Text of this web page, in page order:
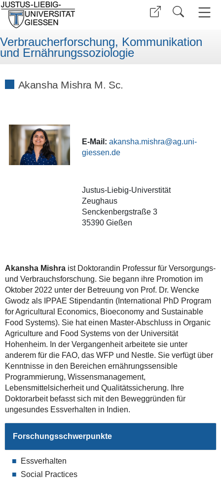
Verbraucherforschung, Kommunikation
und Ernährungssoziologie
Akansha Mishra M. Sc.
E-Mail: akansha.mishra
Justus-Liebig-Universtität
Zeughaus
Senckenbergstraße 3
35390 Gießen
Akansha Mishraist Doktorandin Professur für Versorgungs-
und Verbrauchsforschung. Sie begann ihre Promotion im
Oktober 2022 unter der Betreuung von Prof. Dr. Wencke
Gwodz als IPPAE Stipendantin (International PhD Program
for Agricultural Economics, Bioeconomy and Sustainable
Food Systems). Sie hat einen Master-Abschluss in Organic
Agriculture and Food Systems von der Universität
Hohenheim. In der Vergangenheit arbeitete sie unter
anderem für die FAO, das WFP und Nestle. Sie verfügt über
Kenntnisse in den Bereichen ernährungssensible
Programmierung, Wissensmanagement,
Lebensmittelsicherheit und Qualitätssicherung. Ihre
Doktorarbeit befasst sich mit den Beweggründen für
ungesundes Essverhalten in Indien.
Forschungsschwerpunkte
Essverhalten
Social Practices